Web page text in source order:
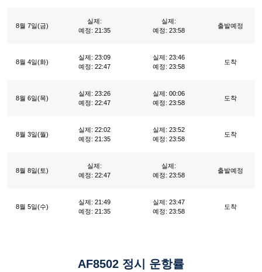
8월 7일(금)
실제:
예정: 21:35
실제:
예정: 23:58
출발예정
8월 4일(화)
실제: 23:09
예정: 22:47
실제: 23:46
예정: 23:58
도착
8월 6일(목)
실제: 23:26
예정: 22:47
실제: 00:06
예정: 23:58
도착
8월 3일(월)
실제: 22:02
예정: 21:35
실제: 23:52
예정: 23:58
도착
8월 8일(토)
실제:
예정: 22:47
실제:
예정: 23:58
출발예정
8월 5일(수)
실제: 21:49
예정: 21:35
실제: 23:47
예정: 23:58
도착
AF8502 정시 운항률